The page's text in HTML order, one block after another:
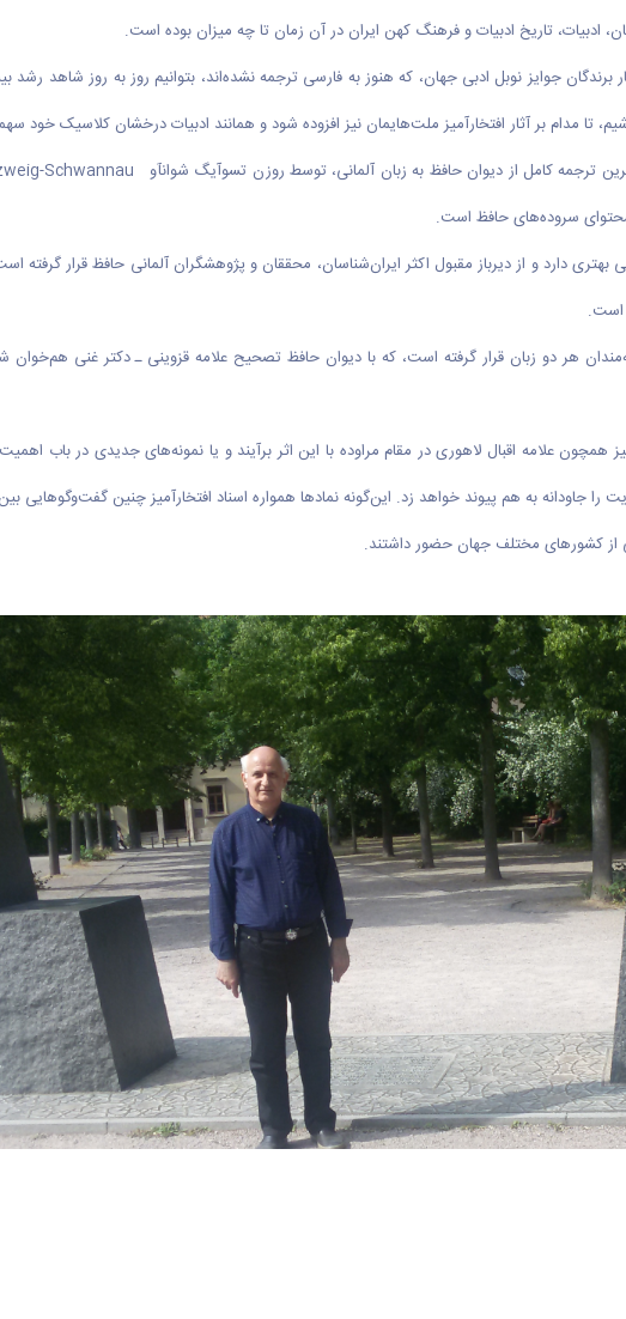
تاریخ ادبیات و فرهنگ کهن ایران در آن زمان تا چه میزان بوده است.
جوایز نوبل ادبی جهان، که هنوز به فارسی ترجمه نشده‌اند، بتوانیم روز به روز شاهد رشد
تا مدام بر آثار افتخارآمیز ملت‌هایمان نیز افزوده شود و همانند ادبیات درخشان کلاسیک خود
محتوای سروده‌های حافظ است.
دارد و از دیرباز مقبول اکثر ایران‌شناسان، محققان و پژوهشگران آلمانی حافظ قرار گرفته
است.
از این ترجمه در سال ۱۳۹۲ در ایران در اختیار علاقه‌مندان هر دو زبان قرار گرفته است، که با دیوان حافظ تصحیح علامه قزوینی
همچون علامه اقبال لاهوری در مقام مراوده با این اثر برآیند و یا نمونه‌های جدیدی در باب
جاودانه به هم پیوند خواهد زد. این‌گونه نمادها همواره اسناد افتخارآمیز چنین
از کشورهای مختلف جهان حضور داشتند.